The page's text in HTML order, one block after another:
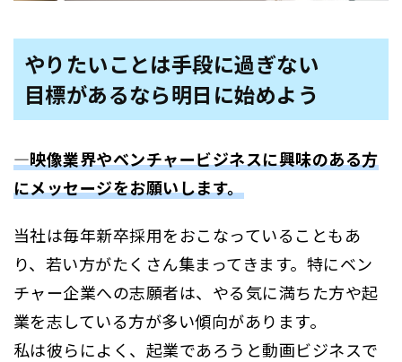
やりたいことは手段に過ぎない
目標があるなら明日に始めよう
―映像業界やベンチャービジネスに興味のある方
にメッセージをお願いします。
当社は毎年新卒採用をおこなっていることもあ
り、若い方がたくさん集まってきます。特にベン
チャー企業への志願者は、やる気に満ちた方や起
業を志している方が多い傾向があります。
私は彼らによく、起業であろうと動画ビジネスで